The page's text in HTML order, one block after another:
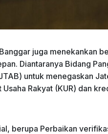
juga menekankan
Diantaranya Bidang
untuk menegaskan
Rakyat (KUR) dan
berupa Perbaikan